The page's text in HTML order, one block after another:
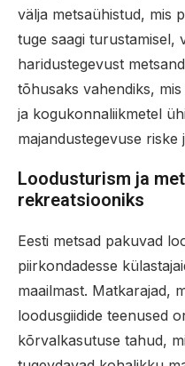
välja metsaühistud, mis
tuge saagi turustamisel,
haridustegevust
tõhusaks vahendiks,
ja kogukonnaliikmetel
majandustegevuse riske
Loodusturism ja
rekreatsiooniks
Eesti metsad pakuvad
piirkondadesse
maailmast. Matkarajad,
loodusgiidide teenused
kõrvalkasutuse tahud,